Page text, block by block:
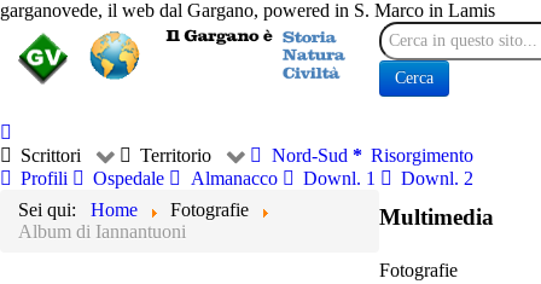
garganovede, il web dal Gargano, powered in S. Marco in Lamis
Cerca
Cerca
Scrittori Territorio Nord-Sud
Risorgimento
Profili
Ospedale Almanacco Downl. 1
Downl. 2
Sei qui:
Home
Fotografie
Album di Iannantuoni
Multimedia
Fotografie